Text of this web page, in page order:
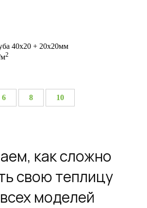
40х20 + 20х20мм
м2
6 8
10
как сложно
свою теплицу
моделей